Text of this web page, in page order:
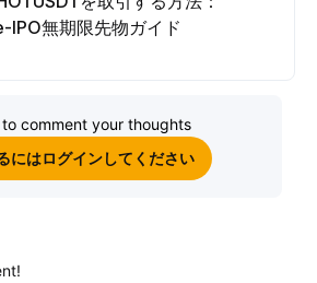
IPO無期限先物ガイド
comment your thoughts
にはログインしてください